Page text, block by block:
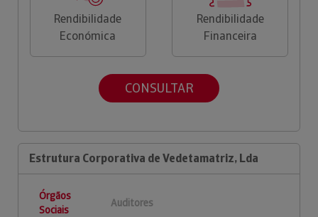
Rendibilidade
Económica
Rendibilidade
Financeira
CONSULTAR
Estrutura Corporativa de Vedetamatriz, Lda
Órgãos
Sociais
Auditores